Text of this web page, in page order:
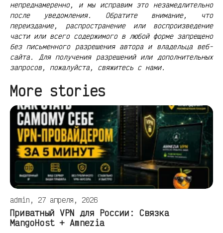
непреднамеренно, и мы исправим это незамедлительно
после уведомления. Обратите внимание, что
переиздание, распространение или воспроизведение
части или всего содержимого в любой форме запрещено
без письменного разрешения автора и владельца веб-
сайта. Для получения разрешений или дополнительных
запросов, пожалуйста, свяжитесь с нами.
More stories
admin, 27 апреля, 2026
Приватный VPN для России: Связка
MangoHost + Amnezia